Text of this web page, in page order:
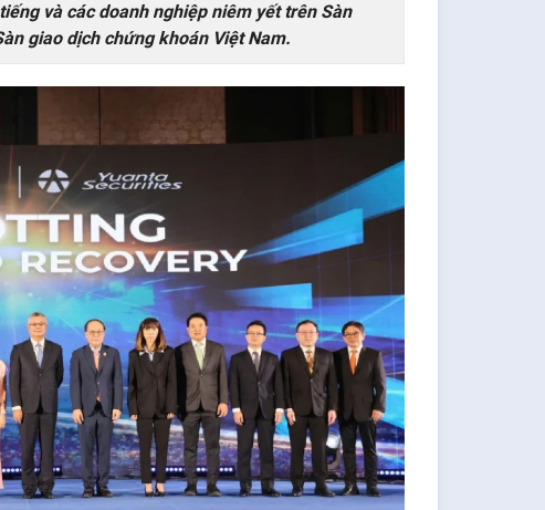
và các doanh nghiệp niêm yết trên Sàn
giao dịch chứng khoán Việt Nam.